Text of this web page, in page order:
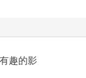
趣的影